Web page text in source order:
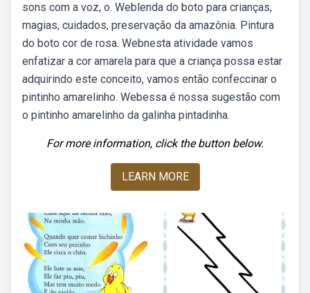
sons com a voz, o. Weblenda do boto para crianças,
magias, cuidados, preservação da amazônia. Pintura
do boto cor de rosa. Webnesta atividade vamos
enfatizar a cor amarela para que a criança possa estar
adquirindo este conceito, vamos então confeccinar o
pintinho amarelinho. Webessa é nossa sugestão com
o pintinho amarelinho da galinha pintadinha.
For more information, click the button below.
LEARN MORE